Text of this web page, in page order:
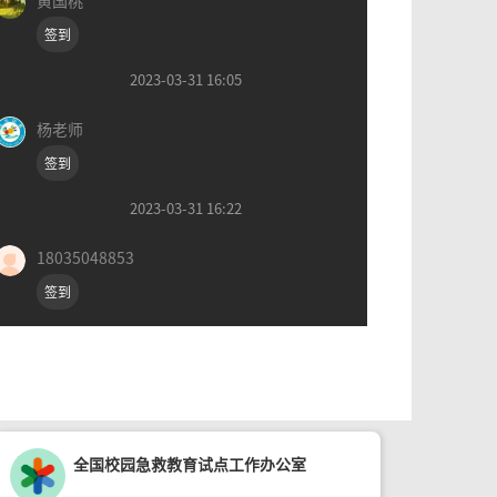
签到
2023-03-31 16:05
杨老师
签到
2023-03-31 16:22
18035048853
签到
全国校园急救教育试点工作办公室